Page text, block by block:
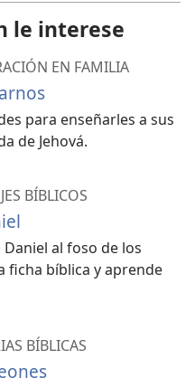
le interese
EN FAMILIA
para enseñarles a sus
de Jehová.
BÍBLICOS
al foso de los
ficha bíblica y aprende
BÍBLICAS